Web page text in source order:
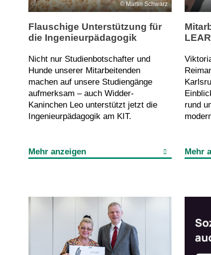
Martin Schwarz
Flauschige Unterstützung für
die Ingenieurpädagogik
Nicht nur Studienbotschafter und
Hunde unserer Mitarbeitenden
machen auf unsere Studiengänge
aufmerksam – auch Widder-
Kaninchen Leo unterstützt jetzt die
Ingenieurpädagogik am KIT.
Mehr anzeigen
rund
Mehr